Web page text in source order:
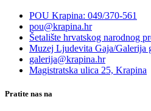
POU Krapina: 049/370-561
pou@krapina.hr
Šetalište hrvatskog narodnog
Muzej Ljudevita Gaja/Galerija
galerija@krapina.hr
Magistratska ulica 25, Krapina
Pratite nas na